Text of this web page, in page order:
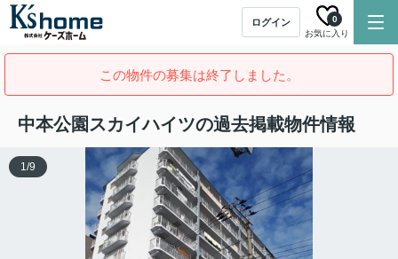
ログイン
お気に入り
0
この物件の募集は終了しました。
中本公園スカイハイツの過去掲載物件情報
1/9